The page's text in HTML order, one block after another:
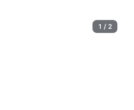
1 / 2